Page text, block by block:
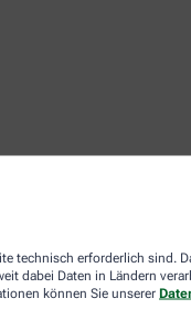
technisch erforderlich sind.
dabei Daten in Ländern
können Sie unserer